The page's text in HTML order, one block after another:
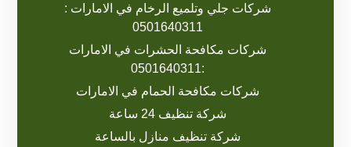
شركات جلي وتلميع الرخام في الامارات :
0501640311
شركات مكافحة الحشرات في الامارات
:0501640311
شركات مكافحة الحمام في الامارات
شركة تنظيف 24 ساعة
شركة تنظيف منازل بالساعة